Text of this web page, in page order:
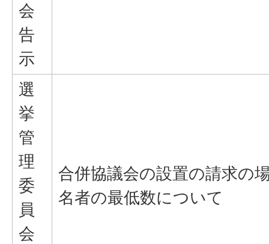
会
告
示
選
挙
管
理
委
員
会
合併協議会の設置の請求の
名者の最低数について